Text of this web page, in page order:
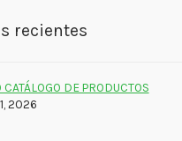
recientes
CATÁLOGO DE PRODUCTOS
2026